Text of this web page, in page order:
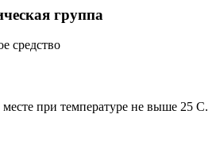
группа
средство
при температуре не выше 25 C.